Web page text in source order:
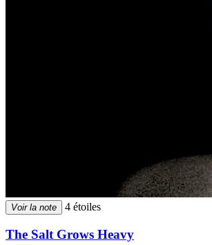
Voir la note 4 étoiles
The Salt Grows Heavy